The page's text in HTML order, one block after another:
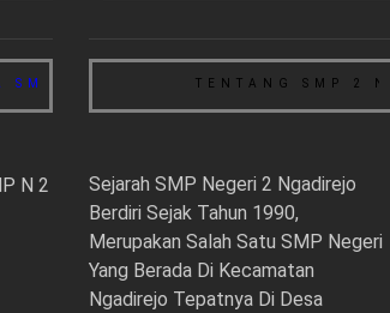
2 NGADIREJOTENTANG SMP 2
Sejarah SMP Negeri 2 Ngadirejo
Berdiri Sejak Tahun 1990,
Merupakan Salah Satu SMP Negeri
Yang Berada Di Kecamatan
Ngadirejo Tepatnya Di Desa